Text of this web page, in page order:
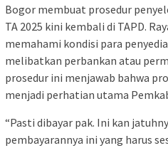
Bogor membuat prosedur
TA 2025 kini kembali di TAPD.
memahami kondisi para
melibatkan perbankan atau
prosedur ini menjawab bahwa
menjadi perhatian utama
“Pasti dibayar pak. Ini kan
pembayarannya ini yang harus